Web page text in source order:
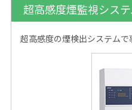
超高感度煙監視シス
超高感度の煙検出システムで